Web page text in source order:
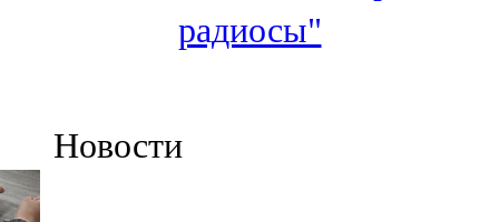
Кадыбаш
105,2 FM
91,5 FM
радиосы"
Новости